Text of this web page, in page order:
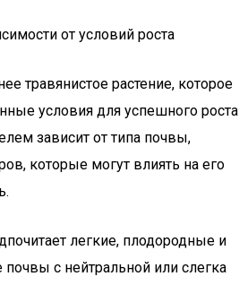
от условий роста
травянистое растение, которое
условия для успешного роста
зависит от типа почвы,
которые могут влиять на его
легкие, плодородные и
с нейтральной или слегка